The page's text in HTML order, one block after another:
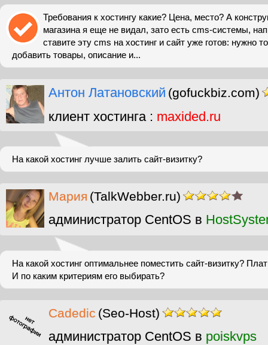
Требования к хостингу какие? Цена, место? А
магазина я еще не видал, зато есть cms-системы,
ставите эту cms на хостинг и сайт уже готов: нужно
добавить товары, описание и...
Антон Латановский (gofuckbiz.com)
клиент хостинга : maxided.ru
На какой хостинг лучше залить сайт-визитку?
Мария (TalkWebber.ru)
администратор CentOS в
На какой хостинг оптимальнее поместить сайт-визитку?
И по каким критериям его выбирать?
Cadedic (Seo-Host)
администратор CentOS в poiskvps